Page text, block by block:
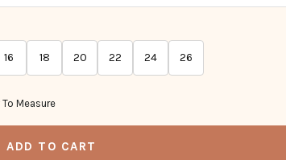
16 18 20 22 24 26
To Measure
ADD TO CART